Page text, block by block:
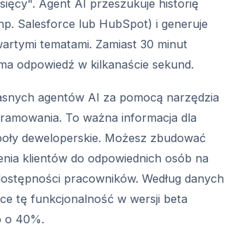
Agent AI przeszukuje historię
Salesforce lub HubSpot) i generuje
tematami. Zamiast 30 minut
odpowiedź w kilkanaście sekund.
agentów AI za pomocą narzędzia
To ważna informacja dla
deweloperskie. Możesz zbudować
klientów do odpowiednich osób na
pracowników. Według danych
tę funkcjonalność w wersji beta
o 40%.